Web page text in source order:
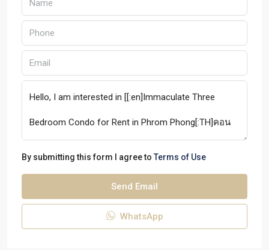
By submitting this form I agree to Terms of Use
Send Email
WhatsApp